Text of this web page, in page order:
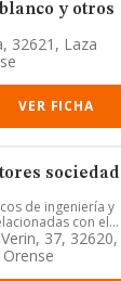
y otros
32621, Laza
VER FICHA
sociedad
de ingeniería y
con el
37, 32620,